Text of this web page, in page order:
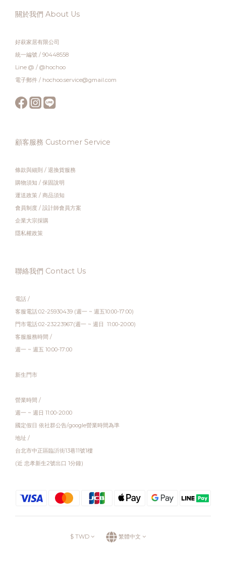
關於我們 About Us
好萩家居有限公司
統一編號 / 90448558
Line @ / @hochoo
電子郵件 / hochoo.service@gmail.com
顧客服務 Customer Service
條款與細則 / 退換貨服務
購物須知 / 保固說明
運送政策 / 商品須知
會員制度 / 設計師會員方案
企業大宗採購
隱私權政策
聯絡我們 Contact Us
電話 /
客服電話:02-25930439 (週一 ~ 週五10:00-17:00)
門市電話:02-23223967(週一 ~ 週日 11:00-20:00)
客服服務時間 /
週一 ~ 週五 10:00-17:00
新生門市
營業時間 /
週一 ~ 週日 11:00-20:00
國定假日 依社群公告/google營業時間為準
地址 /
台北市中正區臨沂街13巷11號1樓
(近 忠孝新生2號出口 1分鐘)
$ TWD 繁體中文